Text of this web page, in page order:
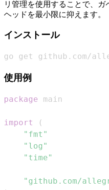
リ管理を使用することで、
ヘッドを最小限に抑えます。
インストール
go get github.com/
使用例
package
import
(
"fmt"
"log"
"time"
"github.com/